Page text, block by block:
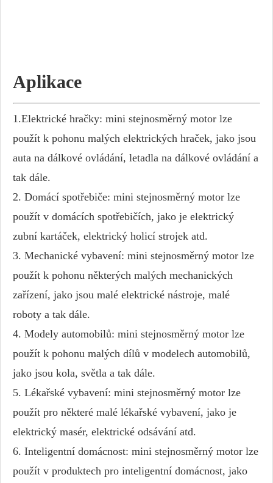
Aplikace
1.Elektrické hračky: mini stejnosměrný motor lze
použít k pohonu malých elektrických hraček, jako jsou
auta na dálkové ovládání, letadla na dálkové ovládání a
tak dále.
2. Domácí spotřebiče: mini stejnosměrný motor lze
použít v domácích spotřebičích, jako je elektrický
zubní kartáček, elektrický holicí strojek atd.
3. Mechanické vybavení: mini stejnosměrný motor lze
použít k pohonu některých malých mechanických
zařízení, jako jsou malé elektrické nástroje, malé
roboty a tak dále.
4. Modely automobilů: mini stejnosměrný motor lze
použít k pohonu malých dílů v modelech automobilů,
jako jsou kola, světla a tak dále.
5. Lékařské vybavení: mini stejnosměrný motor lze
použít pro některé malé lékařské vybavení, jako je
elektrický masér, elektrické odsávání atd.
6. Inteligentní domácnost: mini stejnosměrný motor lze
použít v produktech pro inteligentní domácnost, jako